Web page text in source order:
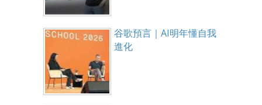
谷歌預言｜AI明年懂自我
進化